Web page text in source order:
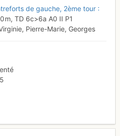
de gauche, 2ème tour :
m, TD 6c>6a A0 II P1
Pierre-Marie, Georges
5